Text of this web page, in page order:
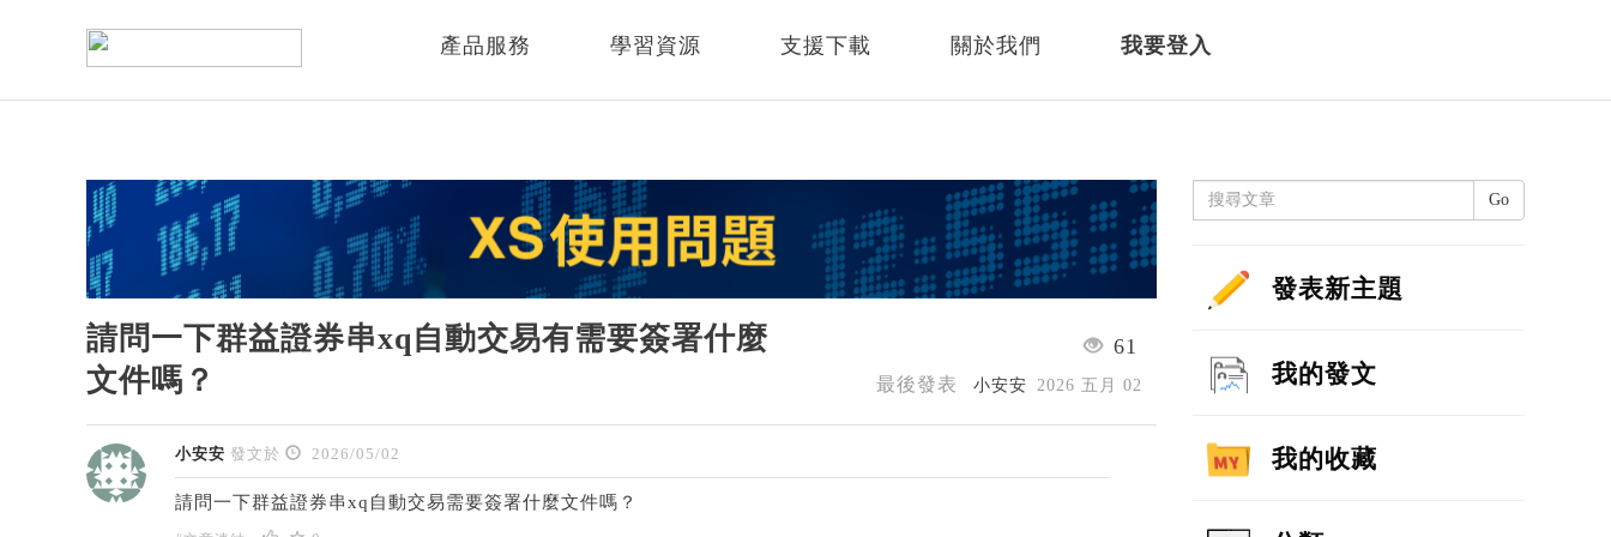
產品服務 學習資源 支援下載 關於我們 我要登入
請問一下群益證券串xq自動交易有需要簽署什麼
文件嗎？
61
最後發表 小安安 2026 五月 02
小安安 發文於 2026/05/02
請問一下群益證券串xq自動交易需要簽署什麼文件嗎？
Go
發表新主題
我的發文
我的收藏